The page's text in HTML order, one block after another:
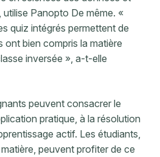
Panopto De même. «
quiz intégrés permettent de
ont bien compris la matière
inversée », a-t-elle
peuvent consacrer le
pratique, à la résolution
actif. Les étudiants,
peuvent profiter de ce